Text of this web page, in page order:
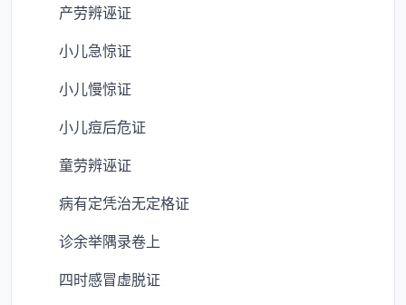
产劳辨诬证
小儿急惊证
小儿慢惊证
小儿痘后危证
童劳辨诬证
病有定凭治无定格证
诊余举隅录卷上
四时感冒虚脱证